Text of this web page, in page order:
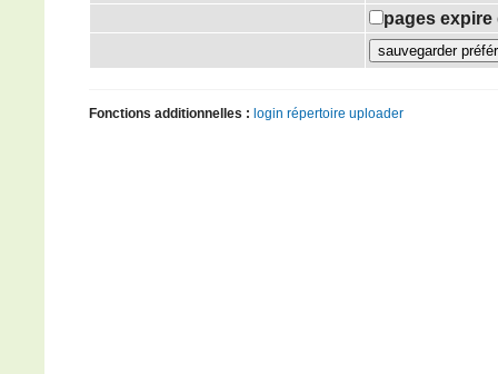
pages
Fonctions additionnelles : login répertoire uploader